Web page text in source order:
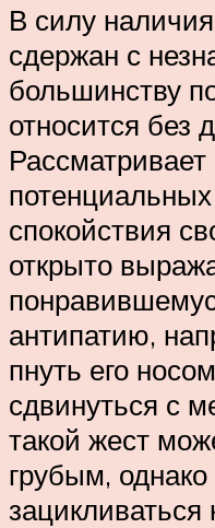
В силу
сдержан с
большинству
относится без
Рассматривает
спокойствия
открыто
антипатию,
пнуть его
сдвинуться с
такой жест
грубым, однако
зацикливаться